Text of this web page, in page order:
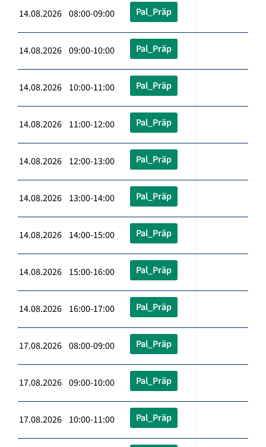
14.08.2026 08:00-09:00 Pal_Präp
14.08.2026 09:00-10:00 Pal_Präp
14.08.2026 10:00-11:00 Pal_Präp
14.08.2026 11:00-12:00 Pal_Präp
14.08.2026 12:00-13:00 Pal_Präp
14.08.2026 13:00-14:00 Pal_Präp
14.08.2026 14:00-15:00 Pal_Präp
14.08.2026 15:00-16:00 Pal_Präp
14.08.2026 16:00-17:00 Pal_Präp
17.08.2026 08:00-09:00 Pal_Präp
17.08.2026 09:00-10:00 Pal_Präp
17.08.2026 10:00-11:00 Pal_Präp